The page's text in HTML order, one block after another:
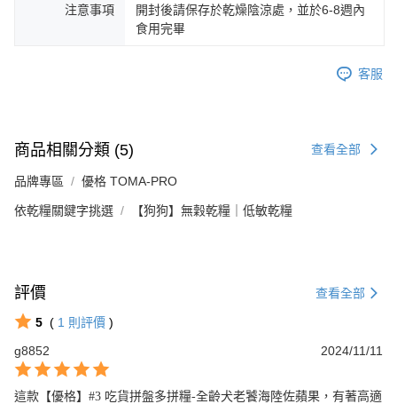
注意事項
開封後請保存於乾燥陰涼處，並於6-8週內
食用完畢
客服
商品相關分類 (5) 查看全部
品牌專區 優格 TOMA-PRO
依乾糧關鍵字挑選 【狗狗】無穀乾糧｜低敏乾糧
評價 查看全部
5 ( 1 則評價 )
g8852
2024/11/11
這款【優格】#3 吃貨拼盤多拼糧-全齡犬老饕海陸佐蘋果，有著高適